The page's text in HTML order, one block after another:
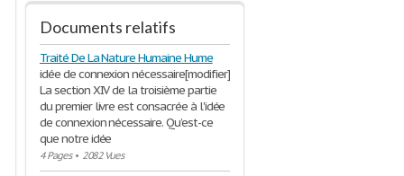
Documents relatifs
Traité De La Nature Humaine Hume
idée de connexion nécessaire[modifier]
La section XIV de la troisième partie
du premier livre est consacrée à l'idée
de connexion nécessaire. Qu’est-ce
que notre idée
4 Pages• 2082 Vues